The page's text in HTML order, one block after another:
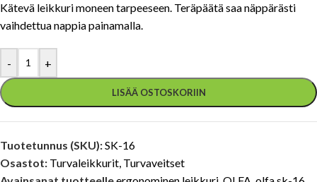
Kätevä leikkuri moneen tarpeeseen. Teräpäätä saa näppärästi
vaihdettua nappia painamalla.
- +
LISÄÄ OSTOSKORIIN
Tuotetunnus (SKU):SK-16
Osastot: Turvaleikkurit, Turvaveitset